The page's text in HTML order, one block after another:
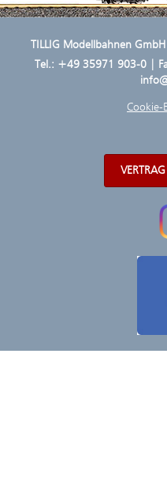
TILLIG Modellbahnen
Tel.: +49 35971 903-0|
Cookie-